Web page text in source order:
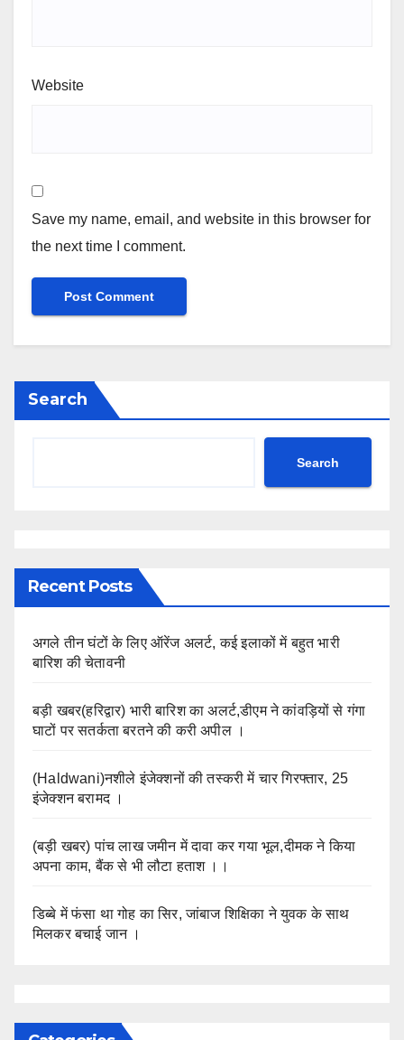
Website
Save my name, email, and website in this browser for
the next time I comment.
Search
Search
Recent Posts
अगले तीन घंटों के लिए ऑरेंज अलर्ट, कई इलाकों में बहुत भारी
बारिश की चेतावनी
बड़ी खबर(हरिद्वार) भारी बारिश का अलर्ट,डीएम ने कांवड़ियों से गंगा
घाटों पर सतर्कता बरतने की करी अपील ।
(Haldwani)नशीले इंजेक्शनों की तस्करी में चार गिरफ्तार, 25
इंजेक्शन बरामद ।
(बड़ी खबर) पांच लाख जमीन में दावा कर गया भूल,दीमक ने किया
अपना काम, बैंक से भी लौटा हताश ।।
डिब्बे में फंसा था गोह का सिर, जांबाज शिक्षिका ने युवक के साथ
मिलकर बचाई जान ।